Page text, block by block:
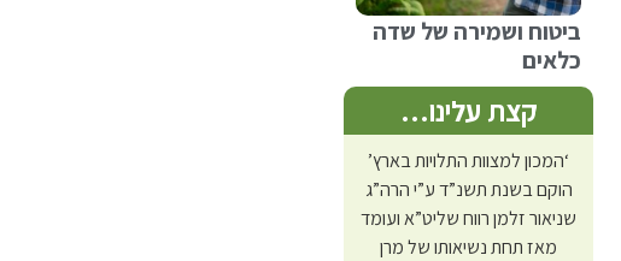
ביטוח ושמירה של שדה
כלאים
קצת עלינו…
‘המכון למצוות התלויות בארץ’
הוקם בשנת תשנ”ד ע”י הרה”ג
שניאור זלמן רווח שליט”א ועומד
מאז תחת נשיאותו של מרן